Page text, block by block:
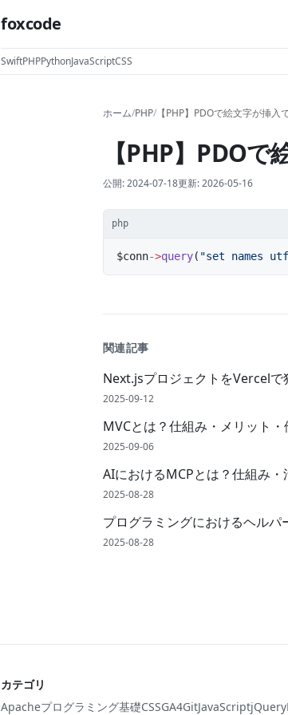
foxcode
SwiftPHPPythonJavaScriptCSS
ホーム/PHP/ 【PHP】PDOで絵文字が挿入
【PHP】PDO
公開:2024-07-18更新:2026-05-16
php
$conn->query( "set names
関連記事
Next.jsプロジェクトをVercel
2025-09-12
MVCとは？仕組み・メリット
2025-09-06
AIにおけるMCPとは？仕組み
2025-08-28
プログラミングにおけるヘル
2025-08-28
カテゴリ
Apacheプログラミング基礎CSSGA4GitJavaScriptjQuery